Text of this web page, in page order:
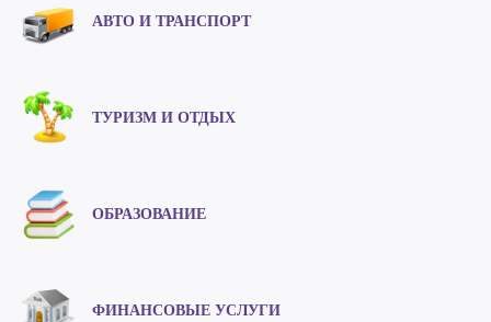
АВТО И ТРАНСПОРТ
ТУРИЗМ И ОТДЫХ
ОБРАЗОВАНИЕ
ФИНАНСОВЫЕ УСЛУГИ